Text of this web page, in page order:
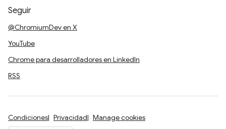
Seguir
@ChromiumDev en X
YouTube
Chrome para desarrolladores en LinkedIn
RSS
Condiciones Privacidad Manage cookies